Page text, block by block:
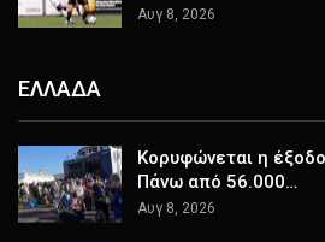
Αυγ 8, 2026
ΕΛΛΑΔΑ
Κορυφώνεται η
Πάνω από 56.000…
Αυγ 8, 2026